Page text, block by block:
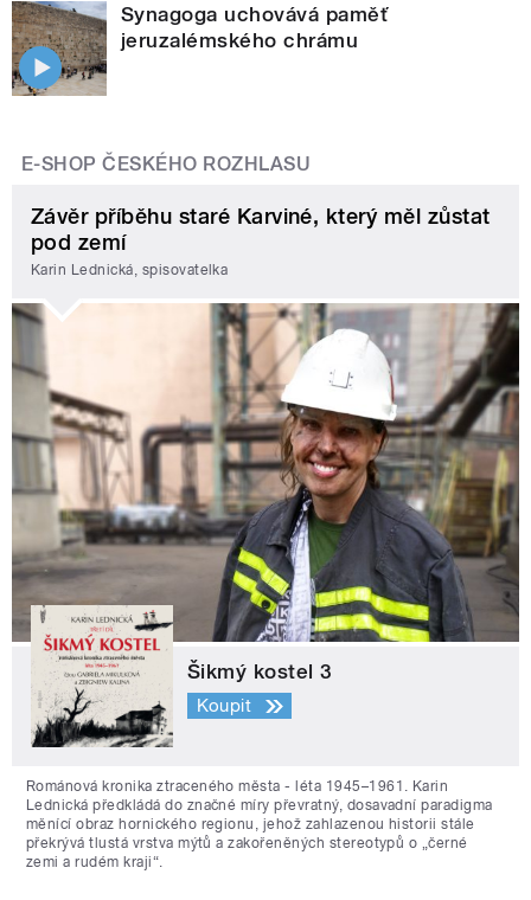
Synagoga uchovává paměť
jeruzalémského chrámu
E-SHOP ČESKÉHO ROZHLASU
Závěr příběhu staré Karviné, který měl zůstat
pod zemí
Karin Lednická, spisovatelka
Šikmý kostel 3
Koupit
Románová kronika ztraceného města - léta 1945–1961. Karin
Lednická předkládá do značné míry převratný, dosavadní paradigma
měnící obraz hornického regionu, jehož zahlazenou historii stále
překrývá tlustá vrstva mýtů a zakořeněných stereotypů o „černé
zemi a rudém kraji“.